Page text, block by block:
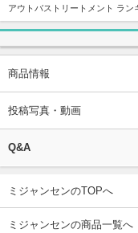
アウトバストリートメント ラン
商品情報
投稿写真・動画
Q&A
ミジャンセンのTOPへ
ミジャンセンの商品一覧へ